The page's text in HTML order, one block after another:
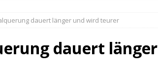
des 65. Fasnetsumzugs Dillweißenstein
PF-BITS INTERN
dauert länger und wird teurer
dauert länger